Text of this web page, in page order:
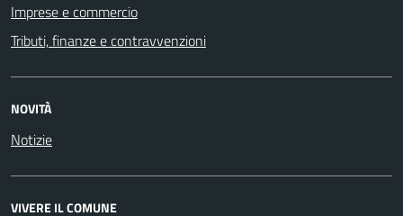
Imprese e commercio
Tributi, finanze e contravvenzioni
NOVITÀ
Notizie
VIVERE IL COMUNE